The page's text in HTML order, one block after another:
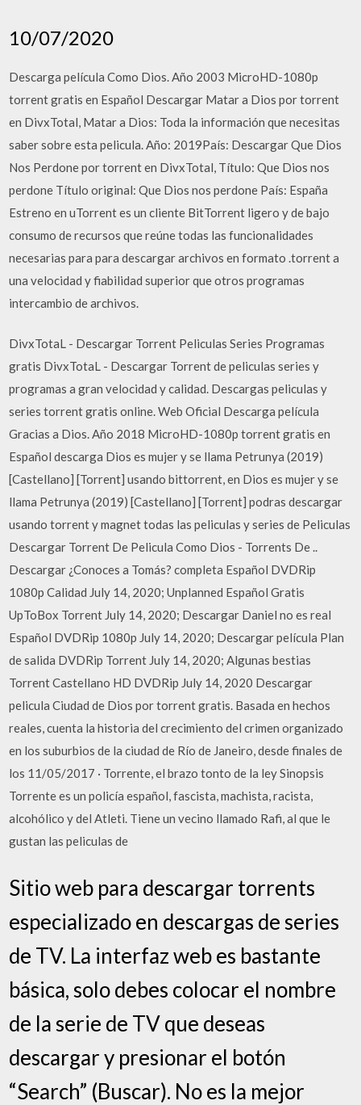
10/07/2020
Descarga película Como Dios. Año 2003 MicroHD-1080p
torrent gratis en Español Descargar Matar a Dios por torrent
en DivxTotal, Matar a Dios: Toda la información que necesitas
saber sobre esta pelicula. Año: 2019País: Descargar Que Dios
Nos Perdone por torrent en DivxTotal, Título: Que Dios nos
perdone Título original: Que Dios nos perdone País: España
Estreno en uTorrent es un cliente BitTorrent ligero y de bajo
consumo de recursos que reúne todas las funcionalidades
necesarias para para descargar archivos en formato .torrent a
una velocidad y fiabilidad superior que otros programas
intercambio de archivos.
DivxTotaL - Descargar Torrent Peliculas Series Programas
gratis DivxTotaL - Descargar Torrent de peliculas series y
programas a gran velocidad y calidad. Descargas peliculas y
series torrent gratis online. Web Oficial Descarga película
Gracias a Dios. Año 2018 MicroHD-1080p torrent gratis en
Español descarga Dios es mujer y se llama Petrunya (2019)
[Castellano] [Torrent] usando bittorrent, en Dios es mujer y se
llama Petrunya (2019) [Castellano] [Torrent] podras descargar
usando torrent y magnet todas las peliculas y series de Peliculas
Descargar Torrent De Pelicula Como Dios - Torrents De ..
Descargar ¿Conoces a Tomás? completa Español DVDRip
1080p Calidad July 14, 2020; Unplanned Español Gratis
UpToBox Torrent July 14, 2020; Descargar Daniel no es real
Español DVDRip 1080p July 14, 2020; Descargar película Plan
de salida DVDRip Torrent July 14, 2020; Algunas bestias
Torrent Castellano HD DVDRip July 14, 2020 Descargar
pelicula Ciudad de Dios por torrent gratis. Basada en hechos
reales, cuenta la historia del crecimiento del crimen organizado
en los suburbios de la ciudad de Río de Janeiro, desde finales de
los 11/05/2017 · Torrente, el brazo tonto de la ley Sinopsis
Torrente es un policía español, fascista, machista, racista,
alcohólico y del Atleti. Tiene un vecino llamado Rafi, al que le
gustan las peliculas de
Sitio web para descargar torrents
especializado en descargas de series
de TV. La interfaz web es bastante
básica, solo debes colocar el nombre
de la serie de TV que deseas
descargar y presionar el botón
“Search” (Buscar). No es la mejor